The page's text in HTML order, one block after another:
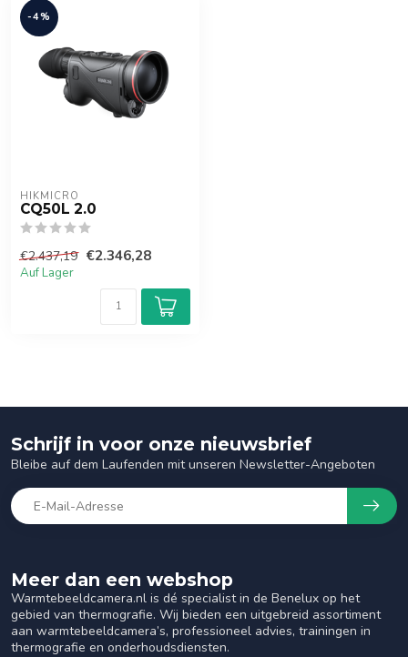
-4%
HIKMICRO
CQ50L 2.0
€2.437,19 €2.346,28
Auf Lager
Meer dan een webshop
Warmtebeeldcamera.nl is dé specialist in de Benelux op het
gebied van thermografie. Wij bieden een uitgebreid assortiment
aan warmtebeeldcamera’s, professioneel advies, trainingen in
thermografie en onderhoudsdiensten.
Schrijf in voor onze nieuwsbrief
Bleibe auf dem Laufenden mit unseren Newsletter-Angeboten